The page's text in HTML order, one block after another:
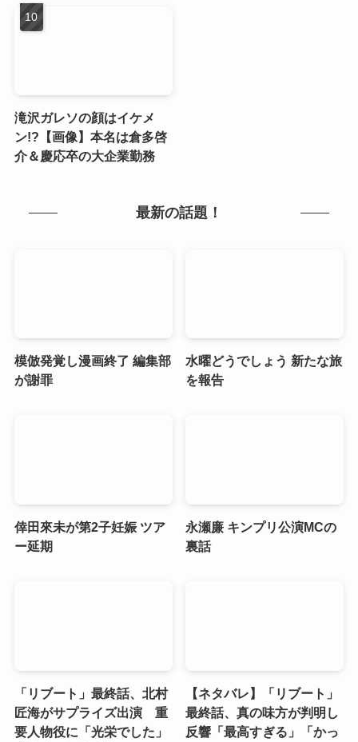
滝沢ガレソの顔はイケメ
ン!?【画像】本名は倉多啓
介＆慶応卒の大企業勤務
最新の話題！
模倣発覚し漫画終了 編集部
が謝罪
水曜どうでしょう 新たな旅
を報告
倖田來未が第2子妊娠 ツア
ー延期
永瀬廉 キンプリ公演MCの
裏話
「リブート」最終話、北村
匠海がサプライズ出演 重
要人物役に「光栄でした」
【ネタバレ】「リブート」
最終話、真の味方が判明し
反響「最高すぎる」「かっ